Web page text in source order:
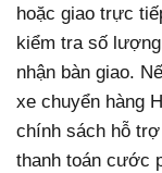
hoặc giao trực
kiểm tra số
nhận bàn giao.
xe chuyển hàng
chính sách hỗ
thanh toán cước